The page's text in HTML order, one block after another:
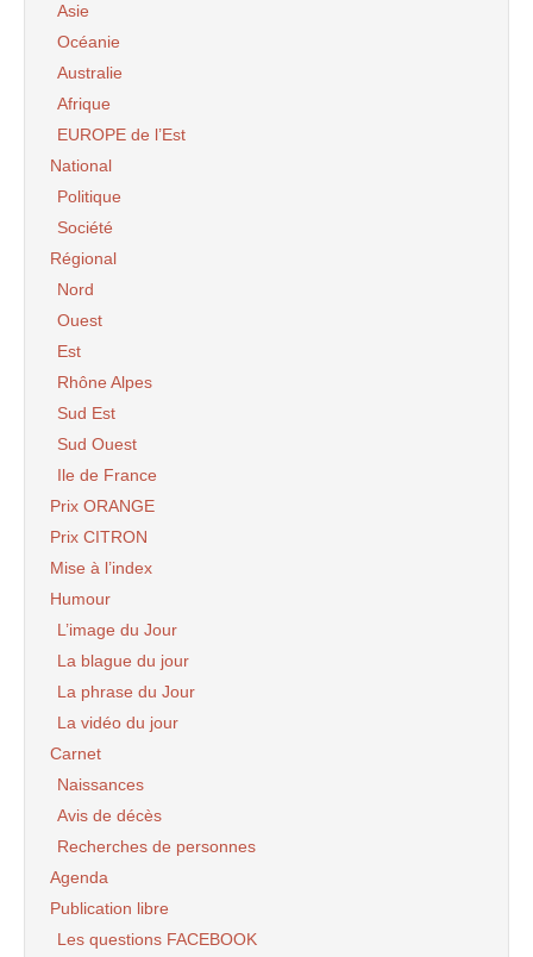
Asie
Océanie
Australie
Afrique
EUROPE de l’Est
National
Politique
Société
Régional
Nord
Ouest
Est
Rhône Alpes
Sud Est
Sud Ouest
Ile de France
Prix ORANGE
Prix CITRON
Mise à l’index
Humour
L’image du Jour
La blague du jour
La phrase du Jour
La vidéo du jour
Carnet
Naissances
Avis de décès
Recherches de personnes
Agenda
Publication libre
Les questions FACEBOOK